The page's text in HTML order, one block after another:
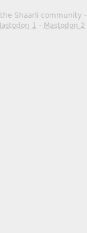
Shaarli community -
1 - Mastodon 2